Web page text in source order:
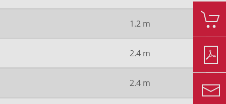
1.2 m
2.4 m
2.4 m